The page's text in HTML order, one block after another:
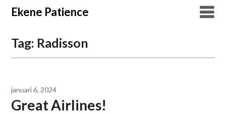
Overslaan
naar
Ekene Patience
Tag: Radisson
januari 6, 2024
Great Airlines!